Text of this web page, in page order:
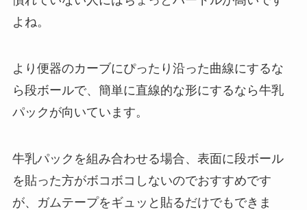
よね。
より便器のカーブにぴったり沿った曲線にするな
ら段ボールで、簡単に直線的な形にするなら牛乳
パックが向いています。
牛乳パックを組み合わせる場合、表面に段ボール
を貼った方がボコボコしないのでおすすめです
が、ガムテープをギュッと貼るだけでもできま